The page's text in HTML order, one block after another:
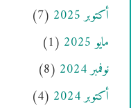
أكتوبر 2025
(7)
مايو 2025
(1)
نوفمبر 2024
(8)
أكتوبر 2024
(4)